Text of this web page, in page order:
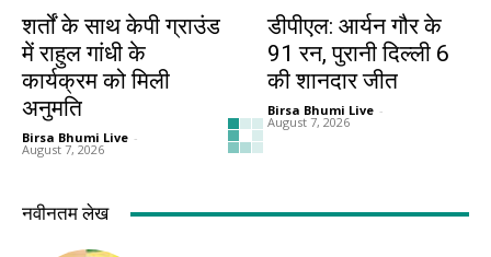
शर्तों के साथ केपी ग्राउंड
में राहुल गांधी के
कार्यक्रम को मिली
अनुमति
Birsa Bhumi Live -
August 7, 2026
डीपीएल: आर्यन गौर के
91 रन, पुरानी दिल्ली 6
की शानदार जीत
Birsa Bhumi Live -
August 7, 2026